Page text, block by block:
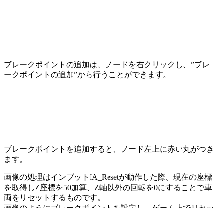
ブレークポイントの追加は、ノードを右クリックし、”ブレ
ークポイントの追加”から行うことができます。
ブレークポイントを追加すると、ノード左上に赤い丸がつき
ます。
画像の処理はインプットIA_Resetが動作した際、現在の座標
を取得しZ座標を50加算、Z軸以外の回転を0にすることで車
両をリセットするものです。